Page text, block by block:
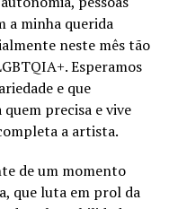
a minha querida
neste mês tão
Esperamos
e que
precisa e vive
a artista.
de um momento
que luta em prol da